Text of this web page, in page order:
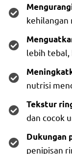
kehilangan
lebih tebal,
nutrisi
Tekstur
dan cocok
Dukungan
penipisan